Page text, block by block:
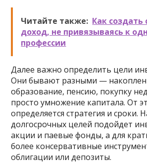
Читайте также: Как
доход, не привязываясь к
профессии
Далее важно определить цели
Они бывают разными —
образование, пенсию, покупку
просто умножение капитала. От
определяется стратегия и сроки.
долгосрочных целей подойдет
акции и паевые фонды, а для
более консервативные
облигации или депозиты.